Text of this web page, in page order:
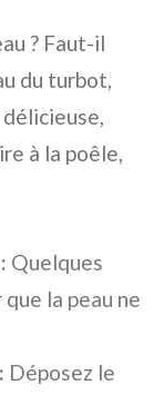
? Faut-il
du turbot,
à la poêle,
Quelques
la peau ne
Déposez le